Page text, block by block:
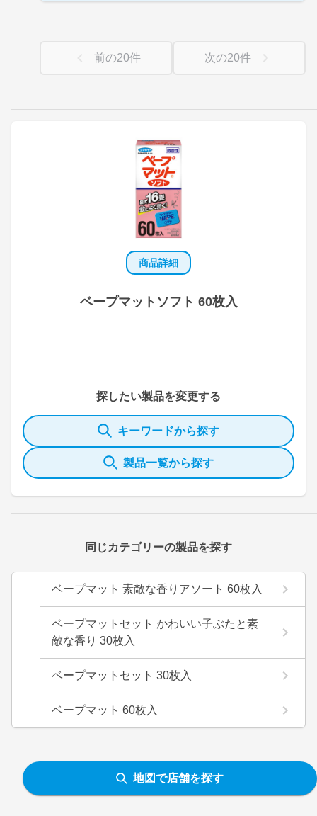
商品詳細
ベープマットソフト 60枚入
探したい製品を変更する
キーワードから探す
製品一覧から探す
同じカテゴリーの製品を探す
ベープマット 素敵な香りアソート 60枚入
ベープマットセット かわいい子ぶたと素
敵な香り 30枚入
ベープマットセット 30枚入
ベープマット 60枚入
前の20件 次の20件
地図で店舗を探す